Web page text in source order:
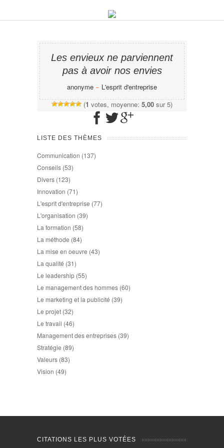
Les envieux ne parviennent
pas à avoir nos envies
anonyme − L'esprit d'entreprise
(1 votes, moyenne: 5,00 sur 5)
LISTE DES THÈMES
Communication (137)
Conseils (53)
Divers (123)
Innovation (71)
L'esprit d'entreprise (77)
L'organisation (39)
La formation (58)
La méthode (84)
La mise en oeuvre (43)
La qualité (31)
Le leadership (55)
Le management des hommes (60)
Le marketing et la publicité (39)
Le projet (32)
Le travail (46)
Management des entreprises (39)
Stratégie (89)
Valeurs (83)
Vision (49)
CITATIONS LES PLUS VOTÉES